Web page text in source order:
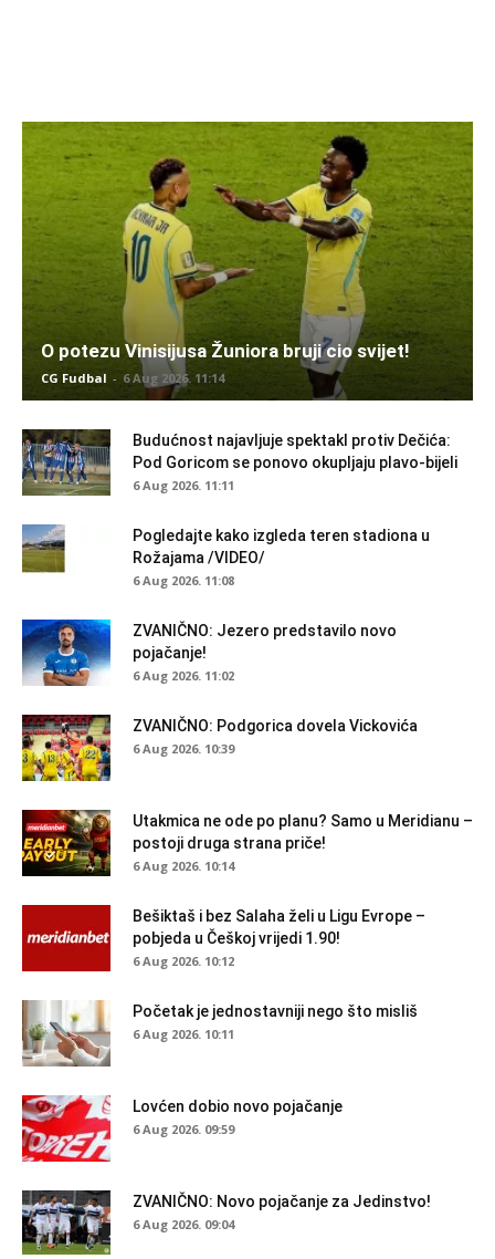
O potezu Vinisijusa Žuniora bruji cio svijet!
CG Fudbal - 6 Aug 2026. 11:14
Budućnost najavljuje spektakl protiv Dečića:
Pod Goricom se ponovo okupljaju plavo-bijeli
6 Aug 2026. 11:11
Pogledajte kako izgleda teren stadiona u
Rožajama /VIDEO/
6 Aug 2026. 11:08
ZVANIČNO: Jezero predstavilo novo
pojačanje!
6 Aug 2026. 11:02
ZVANIČNO: Podgorica dovela Vickovića
6 Aug 2026. 10:39
Utakmica ne ode po planu? Samo u Meridianu –
postoji druga strana priče!
6 Aug 2026. 10:14
Bešiktaš i bez Salaha želi u Ligu Evrope –
pobjeda u Češkoj vrijedi 1.90!
6 Aug 2026. 10:12
Početak je jednostavniji nego što misliš
6 Aug 2026. 10:11
Lovćen dobio novo pojačanje
6 Aug 2026. 09:59
ZVANIČNO: Novo pojačanje za Jedinstvo!
6 Aug 2026. 09:04